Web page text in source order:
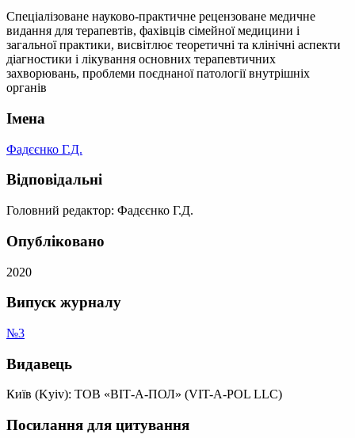
Спеціалізоване науково-практичне рецензоване медичне
видання для терапевтів, фахівців сімейної медицини і
загальної практики, висвітлює теоретичні та клінічні аспекти
діагностики і лікування основних терапевтичних
захворювань, проблеми поєднаної патології внутрішніх
органів
Імена
Фадєєнко Г.Д.
Відповідальні
Головний редактор: Фадєєнко Г.Д.
Опубліковано
2020
Випуск журналу
№3
Видавець
Київ (Kyiv): ТОВ «ВІТ-А-ПОЛ» (VIT-A-POL LLC)
Посилання для цитування